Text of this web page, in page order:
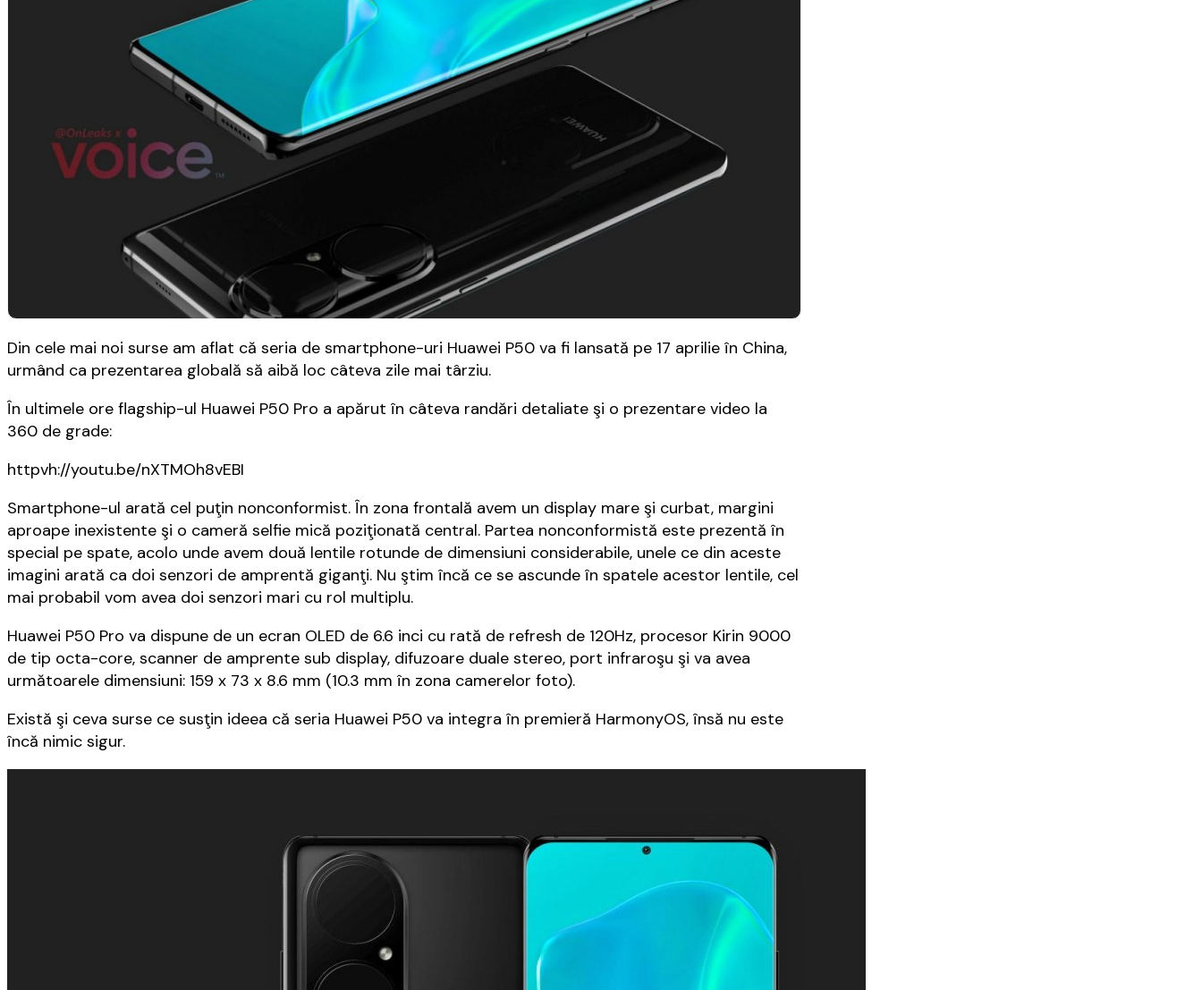
Din cele mai noi surse am aflat că seria de smartphone-uri Huawei P50 va fi lansată pe 17 aprilie în China,
urmând ca prezentarea globală să aibă loc câteva zile mai târziu.
În ultimele ore flagship-ul Huawei P50 Pro a apărut în câteva randări detaliate şi o prezentare video la
360 de grade:
httpvh://youtu.be/nXTMOh8vEBI
Smartphone-ul arată cel puţin nonconformist. În zona frontală avem un display mare şi curbat, margini
aproape inexistente şi o cameră selfie mică poziţionată central. Partea nonconformistă este prezentă în
special pe spate, acolo unde avem două lentile rotunde de dimensiuni considerabile, unele ce din aceste
imagini arată ca doi senzori de amprentă giganţi. Nu ştim încă ce se ascunde în spatele acestor lentile, cel
mai probabil vom avea doi senzori mari cu rol multiplu.
Huawei P50 Pro va dispune de un ecran OLED de 6.6 inci cu rată de refresh de 120Hz, procesor Kirin 9000
de tip octa-core, scanner de amprente sub display, difuzoare duale stereo, port infraroşu şi va avea
următoarele dimensiuni: 159 x 73 x 8.6 mm (10.3 mm în zona camerelor foto).
Există şi ceva surse ce susţin ideea că seria Huawei P50 va integra în premieră HarmonyOS, însă nu este
încă nimic sigur.